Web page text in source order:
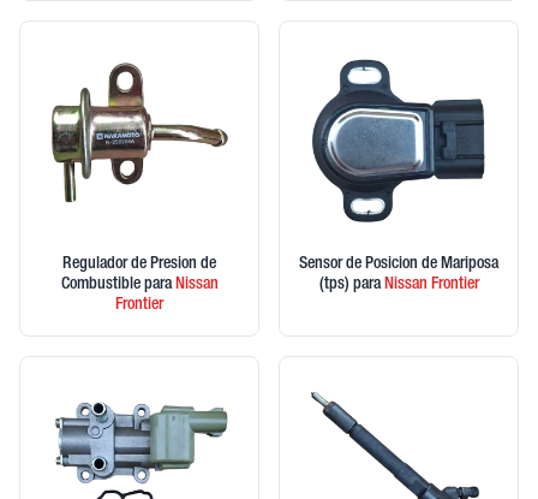
Regulador de Presion de
Combustible paraNissan
Frontier
Sensor de Posicion de Mariposa
(tps) paraNissan Frontier